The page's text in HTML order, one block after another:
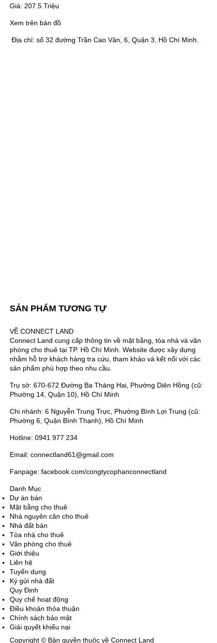
Giá: 207.5 Triệu
Xem trên bản đồ
Địa chỉ: số 32 đường Trần Cao Vân, 6, Quận 3, Hồ Chí Minh.
SẢN PHẨM TƯƠNG TỰ
VỀ CONNECT LAND
Connect Land cung cấp thông tin về mặt bằng, tòa nhà và văn
phòng cho thuê tại TP. Hồ Chí Minh. Website được xây dựng
nhằm hỗ trợ khách hàng tra cứu, tham khảo và kết nối với các
sản phẩm phù hợp theo nhu cầu.
Trụ sở: 670-672 Đường Ba Tháng Hai, Phường Diên Hồng (cũ:
Phường 14, Quận 10), Hồ Chí Minh
Chi nhánh: 6 Nguyễn Trung Trực, Phường Bình Lợi Trung (cũ:
Phường 6, Quận Bình Thạnh), Hồ Chí Minh
Hotline: 0941 977 234
Email: connectland61@gmail.com
Fanpage: facebook.com/congtycophanconnectland
Danh Mục
Dự án bán
Mặt bằng cho thuê
Nhà nguyên căn cho thuê
Nhà đất bán
Tòa nhà cho thuê
Văn phòng cho thuê
Giới thiệu
Liên hệ
Tuyển dụng
Ký gửi nhà đất
Quy Định
Quy chế hoạt động
Điều khoản thỏa thuận
Chính sách bảo mật
Giải quyết khiếu nại
Copyright © Bản quyền thuộc về Connect Land